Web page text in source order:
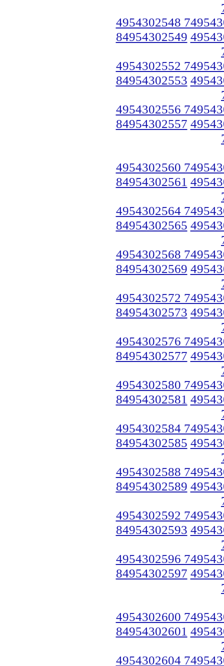
4954302548
84954302549
4954302552
84954302553
4954302556
84954302557
4954302560
84954302561
4954302564
84954302565
4954302568
84954302569
4954302572
84954302573
4954302576
84954302577
4954302580
84954302581
4954302584
84954302585
4954302588
84954302589
4954302592
84954302593
4954302596
84954302597
4954302600
84954302601
4954302604